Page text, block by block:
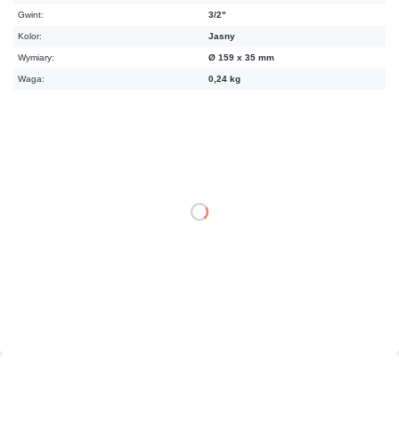
Gwint: 3/2"
Kolor: Jasny
Wymiary: Ø 159 x 35 mm
Waga: 0,24 kg
DO KOSZYKA